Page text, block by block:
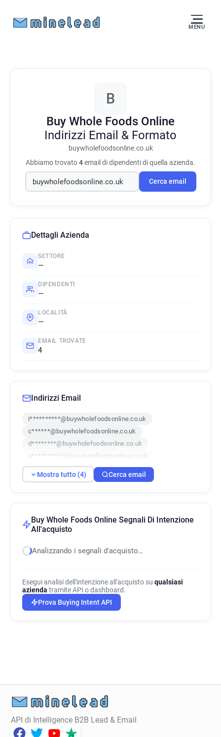
MENU
B
Buy Whole Foods Online
Indirizzi Email & Formato
buywholefoodsonline.co.uk
Abbiamo trovato4email di dipendenti di quella azienda.
Cerca email
Dettagli Azienda
SETTORE
—
DIPENDENTI
—
LOCALITÀ
—
EMAIL TROVATE
4
Indirizzi Email
i**********@buywholefoodsonline.co.uk
c******@buywholefoodsonline.co.uk
d********@buywholefoodsonline.co.uk
a**********@buywholefoodsonline.co.uk
Mostra tutto (4) Cerca email
Buy Whole Foods Online Segnali Di Intenzione
All'acquisto
Analizzando i segnali d'acquisto…
Esegui analisi dell'intenzione all'acquisto su qualsiasi
azienda tramite API o dashboard.
Prova Buying Intent API
API di Intelligence B2B Lead & Email